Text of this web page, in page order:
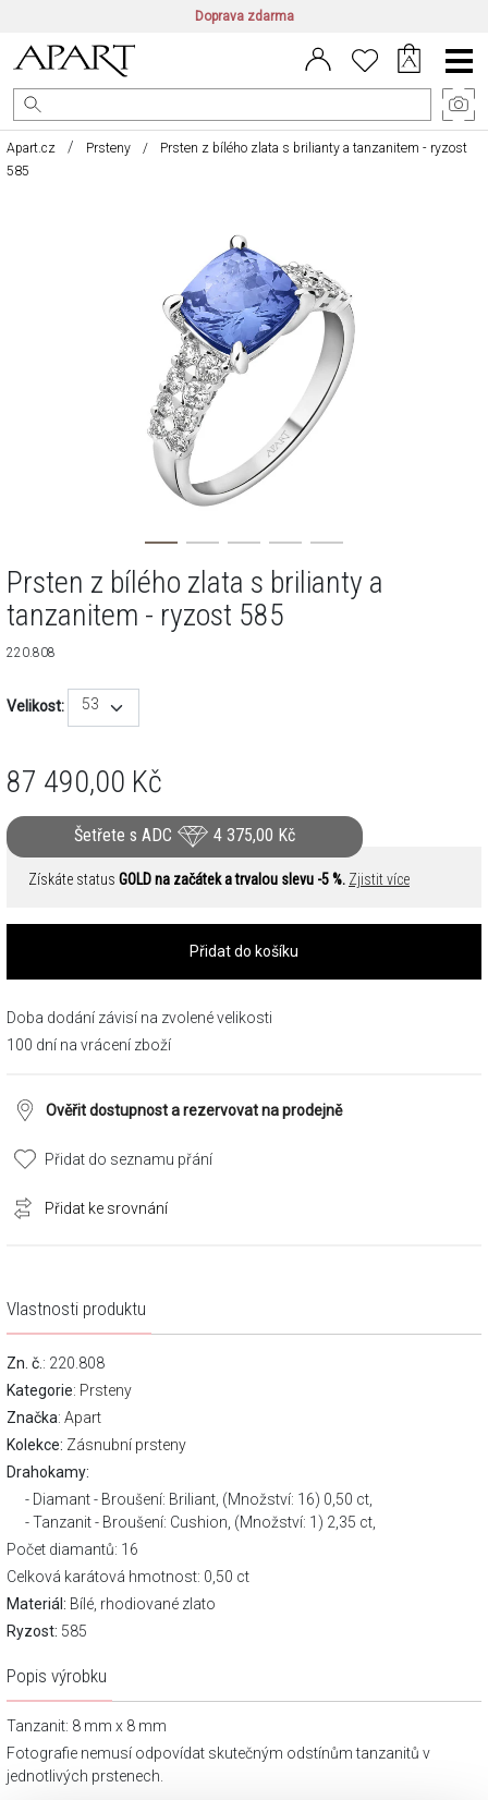
Doprava zdarma
CZ/CZK | EN/EUR PL/PLN
Main
Menu
Apart.cz Prsteny
Prsten z bílého zlata s brilianty a tanzanitem - ryzost
585
Prsten z bílého zlata s brilianty a
tanzanitem - ryzost 585
220.808
Velikost: 53
87 490,00 Kč
Šetřete s ADC 4 375,00 Kč
Získáte status GOLD na začátek a trvalou slevu -5 %. Zjistit více
Přidat do košíku
Doba dodání závisí na zvolené velikosti
100 dní na vrácení zboží
Ověřit dostupnost a rezervovat na prodejně
Přidat do seznamu přání
Přidat ke srovnání
Vlastnosti produktu
Zn. č. : 220.808
Kategorie: Prsteny
Značka: Apart
Kolekce: Zásnubní prsteny
Drahokamy:
Diamant - Broušení: Briliant, (Množství: 16) 0,50 ct,
Tanzanit - Broušení: Cushion, (Množství: 1) 2,35 ct,
Počet diamantů: 16
Celková karátová hmotnost: 0,50 ct
Materiál: Bílé, rhodiované zlato
Ryzost: 585
Popis výrobku
Tanzanit: 8 mm x 8 mm
Fotografie nemusí odpovídat skutečným odstínům tanzanitů v
jednotlivých prstenech.